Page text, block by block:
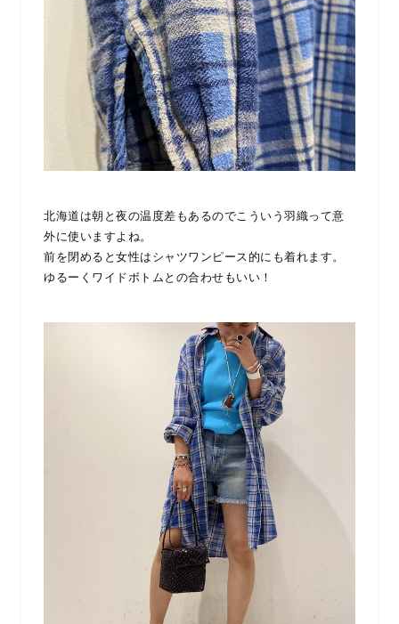
北海道は朝と夜の温度差もあるのでこういう羽織って意
外に使いますよね。
前を閉めると女性はシャツワンピース的にも着れます。
ゆるーくワイドボトムとの合わせもいい！